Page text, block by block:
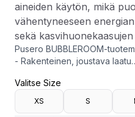
aineiden käytön, mikä
vähentyneeseen
sekä
Pusero BUBBLEROOM-
- Rakenteinen, joustava laatu
- Squareneck-mallinen kaula-
- Rusettiyksityiskohta edessä
- Elastinen hihna hihansuissa
Valitse Size
XS S